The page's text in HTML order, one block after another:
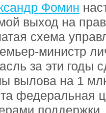
Фомин
выход на
схема
министр
за эти годы
вылова на 1
федеральная